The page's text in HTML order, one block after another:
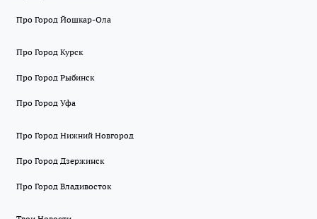
Про Город Йошкар-Ола
Про Город Курск
Про Город Рыбинск
Про Город Уфа
Про Город Нижний Новгород
Про Город Дзержинск
Про Город Владивосток